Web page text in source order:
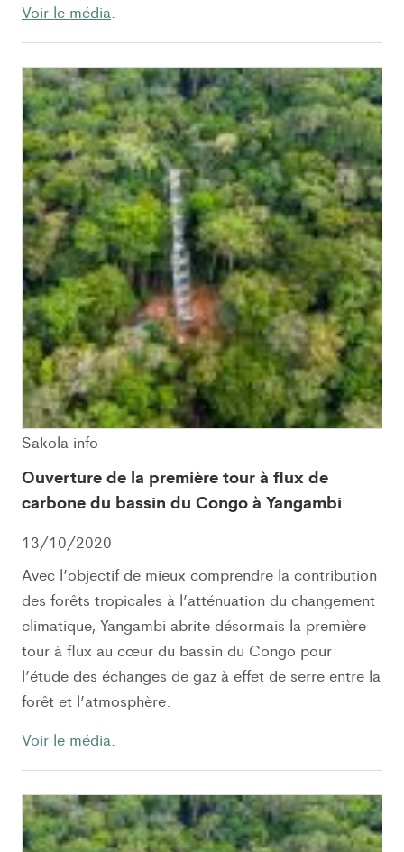
Voir le média.
Sakola info
Ouverture de la première tour à flux de
carbone du bassin du Congo à Yangambi
13/10/2020
Avec l’objectif de mieux comprendre la contribution
des forêts tropicales à l’atténuation du changement
climatique, Yangambi abrite désormais la première
tour à flux au cœur du bassin du Congo pour
l’étude des échanges de gaz à effet de serre entre la
forêt et l’atmosphère.
Voir le média.